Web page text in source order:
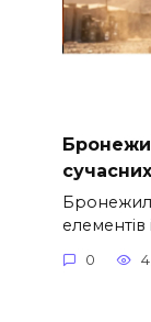
елементів
0 4